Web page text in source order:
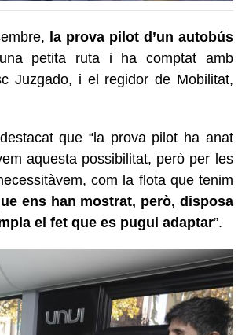
la prova pilot d’un autobús
petita ruta i ha comptat amb
Juzgado, i el regidor de Mobilitat,
que “la prova pilot ha anat
aquesta possibilitat, però per les
com la flota que tenim
ens han mostrat, però, disposa
el fet que es pugui adaptar”.